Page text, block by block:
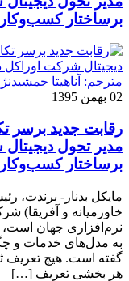
برساختار کسب‌وکار
02 بهمن 1395
رقابت جدید برسر
مدیر تحول
برساختار کسب‌وکار
خاورمیانه و آفریقا)
نرم‌افزاری جهان
به مدل‌های خدمات و
گفته است. هیچ تعریف
هر بخشی تعریف […]